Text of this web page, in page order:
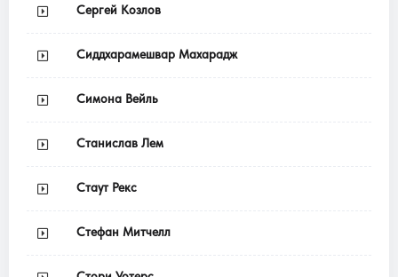
Сергей Козлов
Сиддхарамешвар Махарадж
Симона Вейль
Станислав Лем
Стаут Рекс
Стефан Митчелл